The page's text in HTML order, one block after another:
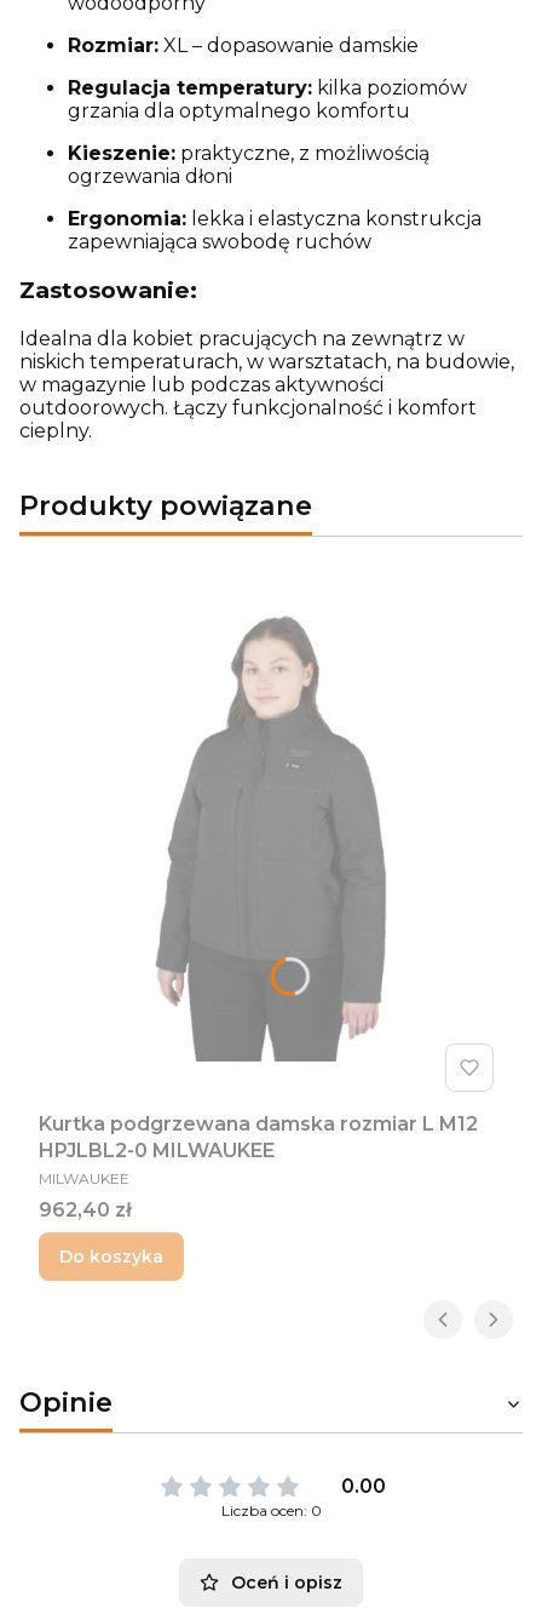
Rozmiar: XL – dopasowanie damskie
Regulacja temperatury: kilka poziomów
grzania dla optymalnego komfortu
Kieszenie: praktyczne, z możliwością
ogrzewania dłoni
Ergonomia: lekka i elastyczna konstrukcja
zapewniająca swobodę ruchów
Zastosowanie:
Idealna dla kobiet pracujących na zewnątrz w
niskich temperaturach, w warsztatach, na budowie,
w magazynie lub podczas aktywności
outdoorowych. Łączy funkcjonalność i komfort
cieplny.
Produkty powiązane
Kurtka podgrzewana damska rozmiar L M12
HPJLBL2-0 MILWAUKEE
PRODUCENT
MILWAUKEE
Cena
962,40 zł
Do koszyka
Opinie
0.00
Liczba ocen: 0
Oceń i opisz